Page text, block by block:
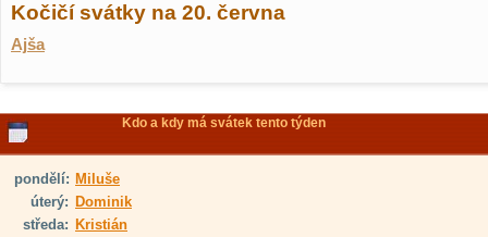
Kočičí svátky na 20. června
Ajša
Kdo a kdy má svátek tento týden
pondělí: Miluše
úterý: Dominik
středa: Kristián